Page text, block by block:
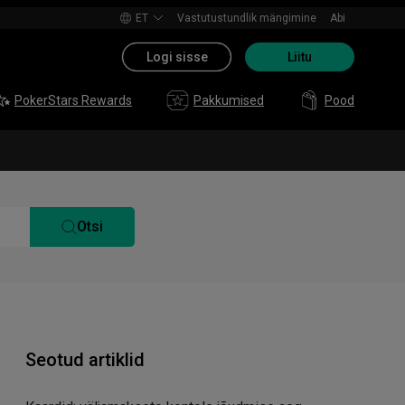
ET Vastutustundlik mängimine Abi
PokerStars Rewards Pakkumised Pood
Logi sisse Liitu
Otsi
Seotud artiklid